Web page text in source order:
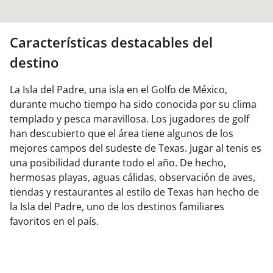
Características destacables del
destino
La Isla del Padre, una isla en el Golfo de México,
durante mucho tiempo ha sido conocida por su clima
templado y pesca maravillosa. Los jugadores de golf
han descubierto que el área tiene algunos de los
mejores campos del sudeste de Texas. Jugar al tenis es
una posibilidad durante todo el año. De hecho,
hermosas playas, aguas cálidas, observación de aves,
tiendas y restaurantes al estilo de Texas han hecho de
la Isla del Padre, uno de los destinos familiares
favoritos en el país.